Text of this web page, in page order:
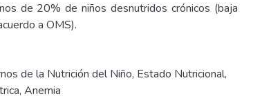
de 20% de niños desnutridos crónicos (baja
a OMS).
de la Nutrición del Niño, Estado Nutricional,
, Anemia